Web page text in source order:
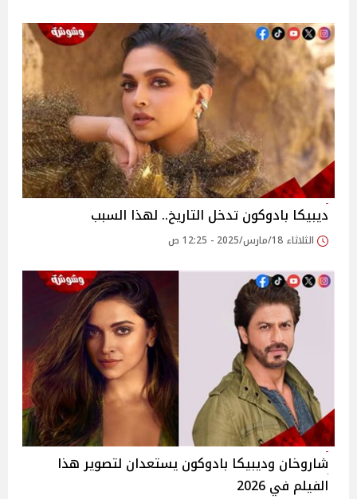
ديبيكا بادوكون تدخل التاريخ.. لهذا السبب
الثلاثاء 18/مارس/2025 - 12:25 ص
شاروخان وديبيكا بادوكون يستعدان لتصوير هذا
الفيلم في 2026